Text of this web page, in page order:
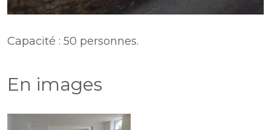
Capacité : 50 personnes.
En images